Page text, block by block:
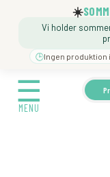
☀️
Vi holder
🕒Ingen produktion i
☰
MENU
☰
MENU
🍼 BARNEDÅB